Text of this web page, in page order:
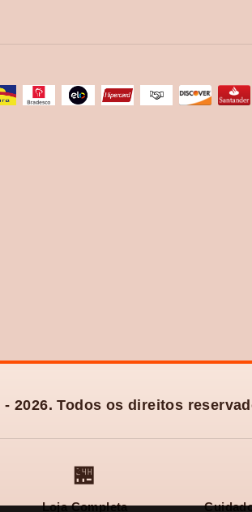
2026. Todos os direitos
🏪
Loja Completa